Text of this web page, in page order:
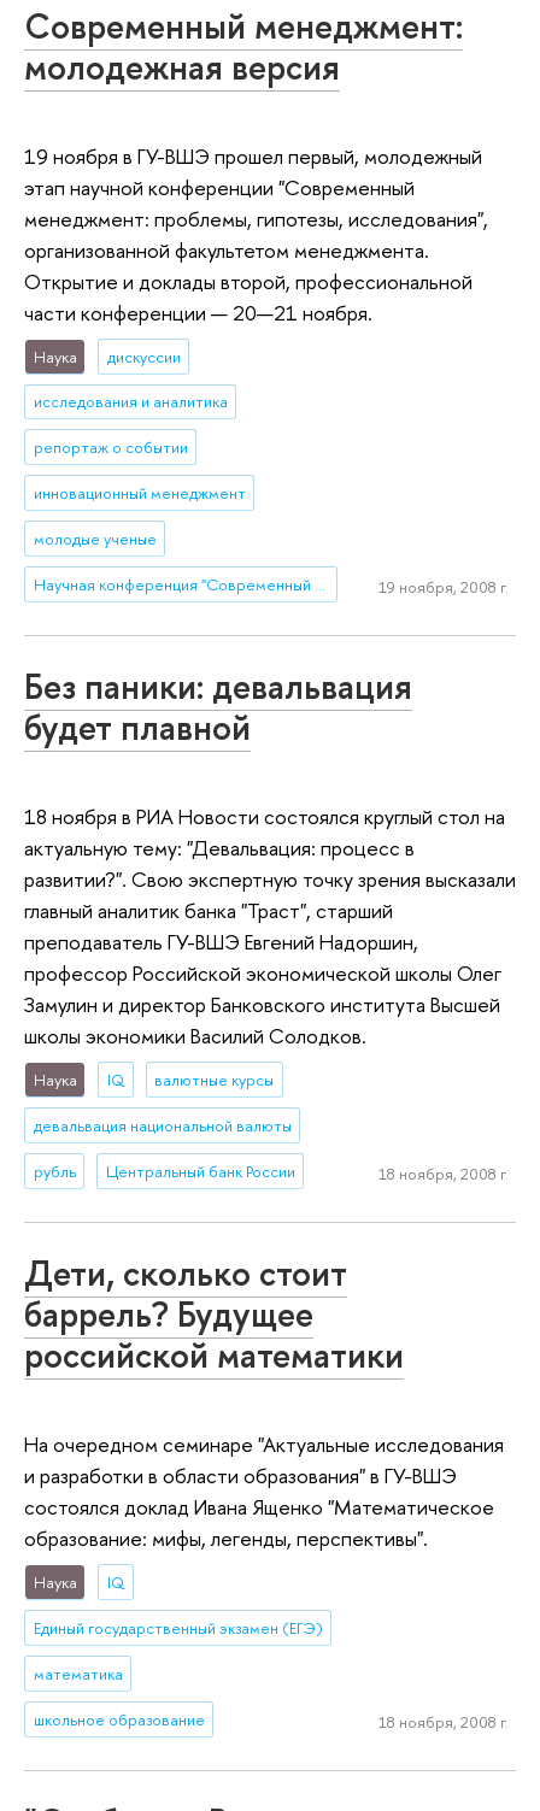
Современный менеджмент:
молодежная версия
19 ноября в ГУ-ВШЭ прошел первый, молодежный
этап научной конференции "Современный
менеджмент: проблемы, гипотезы, исследования",
организованной факультетом менеджмента.
Открытие и доклады второй, профессиональной
части конференции — 20—21 ноября.
Наука дискуссии
исследования и аналитика
репортаж о событии
инновационный менеджмент
молодые ученые
Научная конференция "Современный менеджмент: проблемы, гипотезы, исследования" 19 ноября, 2008 г.
Без паники: девальвация
будет плавной
18 ноября в РИА Новости состоялся круглый стол на
актуальную тему: "Девальвация: процесс в
развитии?". Свою экспертную точку зрения высказали
главный аналитик банка "Траст", старший
преподаватель ГУ-ВШЭ Евгений Надоршин,
профессор Российской экономической школы Олег
Замулин и директор Банковского института Высшей
школы экономики Василий Солодков.
Наука IQ валютные курсы
девальвация национальной валюты
рубль Центральный банк России 18 ноября, 2008 г.
Дети, сколько стоит
баррель? Будущее
российской математики
На очередном семинаре "Актуальные исследования
и разработки в области образования" в ГУ-ВШЭ
состоялся доклад Ивана Ященко "Математическое
образование: мифы, легенды, перспективы".
Наука IQ
Единый государственный экзамен (ЕГЭ)
математика
школьное образование 18 ноября, 2008 г.